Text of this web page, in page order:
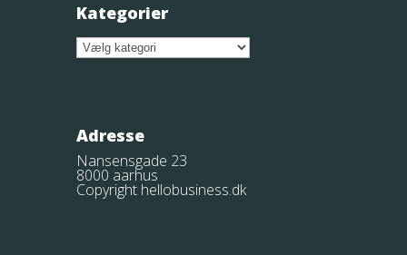
Kategorier
Kategorier
Adresse
Nansensgade 23
8000 aarhus
Copyright hellobusiness.dk